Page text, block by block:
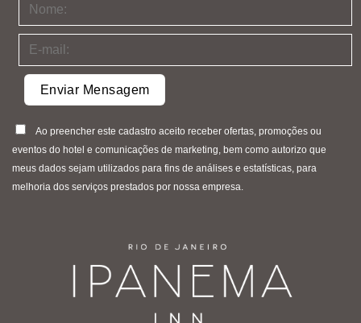
Ao preencher este cadastro aceito receber ofertas, promoções ou
eventos do hotel e comunicações de marketing, bem como autorizo que
meus dados sejam utilizados para fins de análises e estatísticas, para
melhoria dos serviços prestados por nossa empresa.